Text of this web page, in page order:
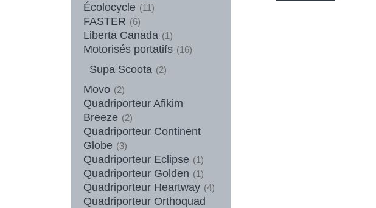
Écolocycle (11)
FASTER (6)
Liberta Canada (1)
Motorisés portatifs (16)
Supa Scoota (2)
Movo (2)
Quadriporteur Afikim
Breeze (2)
Quadriporteur Continent
Globe (3)
Quadriporteur Eclipse (1)
Quadriporteur Golden (1)
Quadriporteur Heartway (4)
Quadriporteur Orthoquad